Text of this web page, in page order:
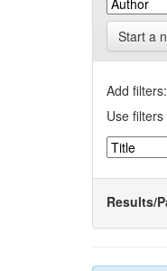
Start a
Add filters:
Use
Results/